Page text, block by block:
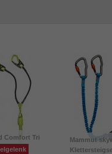
Comfort Tri
Mammut